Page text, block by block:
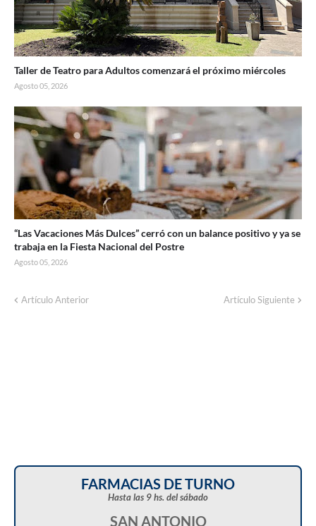
Taller de Teatro para Adultos comenzará el próximo miércoles
Agosto 05, 2026
“Las Vacaciones Más Dulces” cerró con un balance positivo y ya se
trabaja en la Fiesta Nacional del Postre
Agosto 05, 2026
Artículo Anterior Artículo Siguiente
FARMACIAS DE TURNO
Hasta las 9 hs. del sábado
SAN ANTONIO